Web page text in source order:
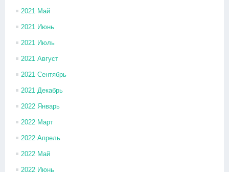
2021 Май
2021 Июнь
2021 Июль
2021 Август
2021 Сентябрь
2021 Декабрь
2022 Январь
2022 Март
2022 Апрель
2022 Май
2022 Июнь